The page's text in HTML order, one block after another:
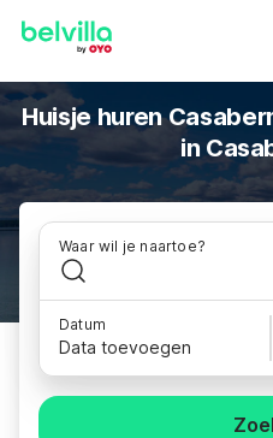
Huisje huren
in
Waar wil je naartoe?
Datum
Data toevoegen